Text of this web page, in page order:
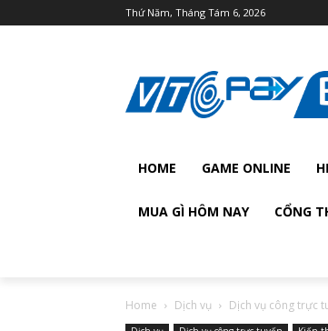
Thứ Năm, Tháng Tám 6, 2026
HOME GAME ONLINE
MUA GÌ HÔM NAY CỔNG
Home Dịch vụ Dịch vụ công trực